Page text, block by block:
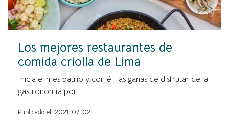
Los mejores restaurantes de
comida criolla de Lima
Inicia el mes patrio y con él, las ganas de disfrutar de la
gastronomía por ...
Publicado el: 2021-07-02